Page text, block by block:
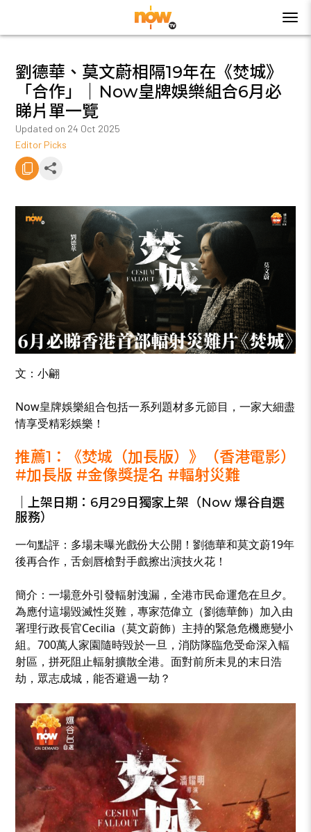
劉德華、莫文蔚相隔19年在《焚城》
「合作」｜Now皇牌娛樂組合6月必
睇片單一覽
Updated on 24 Oct 2025
Editor Picks
文：小翩
Now皇牌娛樂組合包括一系列題材多元節目，一家大細盡
情享受精彩娛樂！
推薦1：《焚城（加長版）》（香港電影）
#加長版 #金像獎提名 #輻射災難
｜上架日期：6月29日獨家上架（Now 爆谷自選
服務）
一句點評：多場未曝光戲份大公開！劉德華和莫文蔚19年
後再合作，舌劍唇槍對手戲擦出演技火花！
簡介：一場意外引發輻射洩漏，全港市民命運危在旦夕。
為應付這場毀滅性災難，專家范偉立（劉德華飾）加入由
署理行政長官Cecilia（莫文蔚飾）主持的緊急危機應變小
組。700萬人家園隨時毀於一旦，消防隊臨危受命深入輻
射區，拼死阻止輻射擴散全港。面對前所未見的末日浩
劫，眾志成城，能否避過一劫？